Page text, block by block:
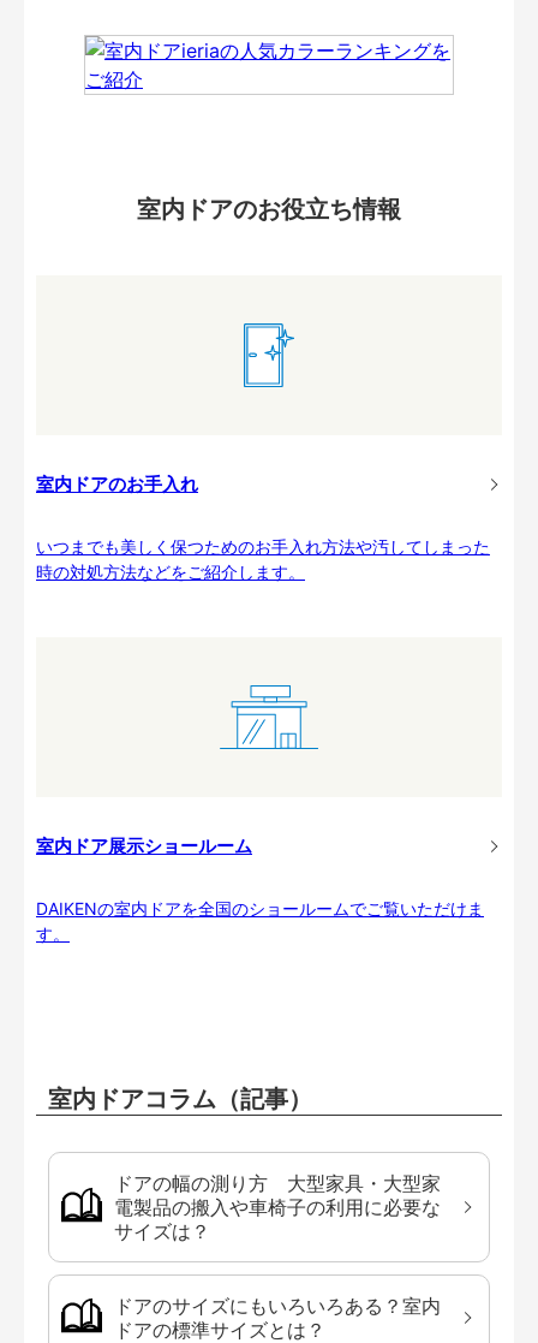
室内ドアのお役立ち情報
室内ドアのお手入れ
いつまでも美しく保つためのお手入れ方法や汚してしまった
時の対処方法などをご紹介します。
室内ドア展示ショールーム
DAIKENの室内ドアを全国のショールームでご覧いただけま
す。
室内ドアコラム（記事）
ドアの幅の測り方 大型家具・大型家
電製品の搬入や車椅子の利用に必要な
サイズは？
ドアのサイズにもいろいろある？室内
ドアの標準サイズとは？